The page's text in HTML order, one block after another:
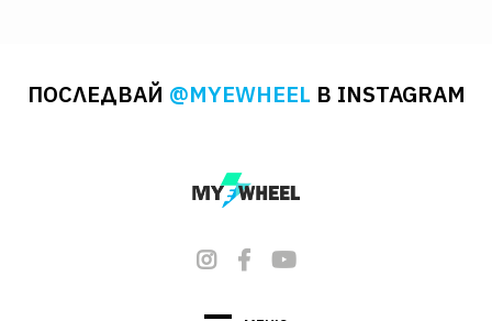
ПОСЛЕДВАЙ @MYEWHEEL В INSTAGRAM